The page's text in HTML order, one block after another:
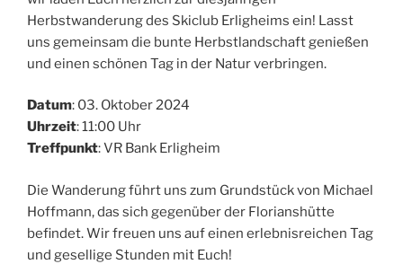
Herbstwanderung des Skiclub Erligheims ein! Lasst
uns gemeinsam die bunte Herbstlandschaft genießen
und einen schönen Tag in der Natur verbringen.
Datum: 03. Oktober 2024
Uhrzeit: 11:00 Uhr
Treffpunkt: VR Bank Erligheim
Die Wanderung führt uns zum Grundstück von Michael
Hoffmann, das sich gegenüber der Florianshütte
befindet. Wir freuen uns auf einen erlebnisreichen Tag
und gesellige Stunden mit Euch!